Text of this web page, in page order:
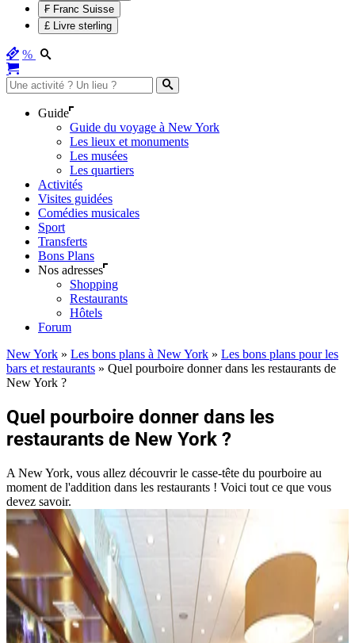
₣ Franc Suisse
£ Livre sterling
%
Guide
Guide du voyage à New York
Les lieux et monuments
Les musées
Les quartiers
Activités
Visites guidées
Comédies musicales
Sport
Transferts
Bons Plans
Nos adresses
Shopping
Restaurants
Hôtels
Forum
New York » Les bons plans à New York » Les bons plans pour les
bars et restaurants » Quel pourboire donner dans les restaurants de
New York ?
Quel pourboire donner dans les
restaurants de New York ?
A New York, vous allez découvrir le casse-tête du pourboire au
moment de l'addition dans les restaurants ! Voici tout ce que vous
devez savoir.